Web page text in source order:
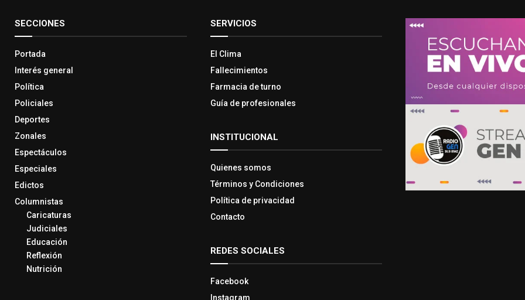
SECCIONES
Portada
Interés general
Política
Policiales
Deportes
Zonales
Espectáculos
Especiales
Edictos
Columnistas
Caricaturas
Judiciales
Educación
Reflexión
Nutrición
SERVICIOS
El Clima
Fallecimientos
Farmacia de turno
Guía de profesionales
INSTITUCIONAL
Quienes somos
Términos y Condiciones
Política de privacidad
Contacto
REDES SOCIALES
Facebook
Instagram